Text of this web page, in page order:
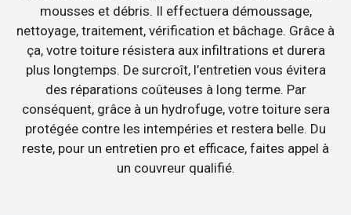
mousses et débris. Il effectuera démoussage,
nettoyage, traitement, vérification et bâchage. Grâce à
ça, votre toiture résistera aux infiltrations et durera
plus longtemps. De surcroît, l’entretien vous évitera
des réparations coûteuses à long terme. Par
conséquent, grâce à un hydrofuge, votre toiture sera
protégée contre les intempéries et restera belle. Du
reste, pour un entretien pro et efficace, faites appel à
un couvreur qualifié.